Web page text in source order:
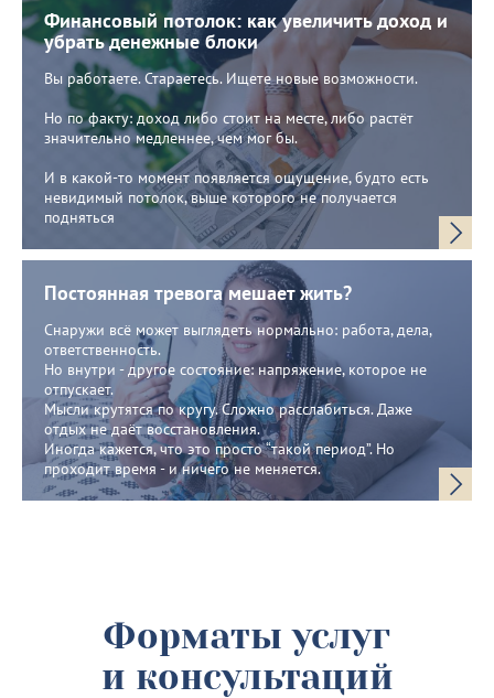
Финансовый потолок: как увеличить доход и
убрать денежные блоки
Вы работаете. Стараетесь. Ищете новые возможности.
Но по факту: доход либо стоит на месте, либо растёт
значительно медленнее, чем мог бы.
И в какой-то момент появляется ощущение, будто есть
невидимый потолок, выше которого не получается
подняться
Постоянная тревога мешает жить?
Снаружи всё может выглядеть нормально: работа, дела,
ответственность.
Но внутри - другое состояние: напряжение, которое не
отпускает.
Мысли крутятся по кругу. Сложно расслабиться. Даже
отдых не даёт восстановления.
Иногда кажется, что это просто “такой период”. Но
проходит время - и ничего не меняется.
Форматы услуг
и консультаций